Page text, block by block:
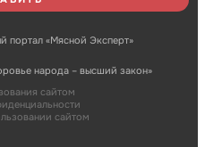
«Мясной Эксперт»
народа – высший закон»
сайтом
сайтом